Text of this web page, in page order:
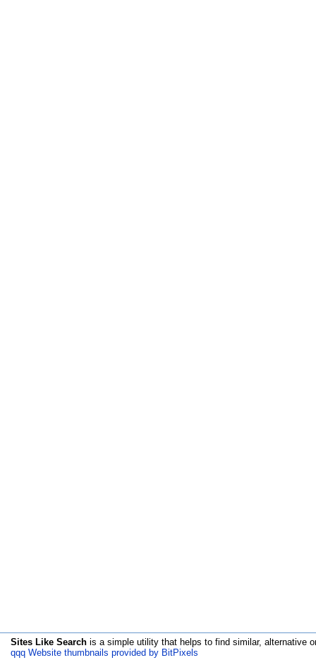
Sites Like Search is a simple utility that helps to find similar, alternative
qqq Website thumbnails provided by BitPixels